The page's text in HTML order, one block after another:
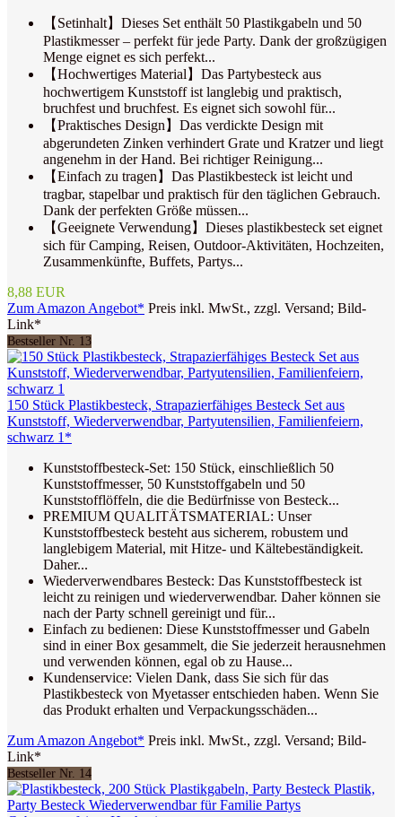
【Setinhalt】Dieses Set enthält 50 Plastikgabeln und 50
Plastikmesser – perfekt für jede Party. Dank der großzügigen
Menge eignet es sich perfekt...
【Hochwertiges Material】Das Partybesteck aus
hochwertigem Kunststoff ist langlebig und praktisch,
bruchfest und bruchfest. Es eignet sich sowohl für...
【Praktisches Design】Das verdickte Design mit
abgerundeten Zinken verhindert Grate und Kratzer und liegt
angenehm in der Hand. Bei richtiger Reinigung...
【Einfach zu tragen】Das Plastikbesteck ist leicht und
tragbar, stapelbar und praktisch für den täglichen Gebrauch.
Dank der perfekten Größe müssen...
【Geeignete Verwendung】Dieses plastikbesteck set eignet
sich für Camping, Reisen, Outdoor-Aktivitäten, Hochzeiten,
Zusammenkünfte, Buffets, Partys...
8,88 EUR
Zum Amazon Angebot* Preis inkl. MwSt., zzgl. Versand; Bild-
Link*
Bestseller Nr. 13
150 Stück Plastikbesteck, Strapazierfähiges Besteck Set aus
Kunststoff, Wiederverwendbar, Partyutensilien, Familienfeiern,
schwarz 1*
Kunststoffbesteck-Set: 150 Stück, einschließlich 50
Kunststoffmesser, 50 Kunststoffgabeln und 50
Kunststofflöffeln, die die Bedürfnisse von Besteck...
PREMIUM QUALITÄTSMATERIAL: Unser
Kunststoffbesteck besteht aus sicherem, robustem und
langlebigem Material, mit Hitze- und Kältebeständigkeit.
Daher...
Wiederverwendbares Besteck: Das Kunststoffbesteck ist
leicht zu reinigen und wiederverwendbar. Daher können sie
nach der Party schnell gereinigt und für...
Einfach zu bedienen: Diese Kunststoffmesser und Gabeln
sind in einer Box gesammelt, die Sie jederzeit herausnehmen
und verwenden können, egal ob zu Hause...
Kundenservice: Vielen Dank, dass Sie sich für das
Plastikbesteck von Myetasser entschieden haben. Wenn Sie
das Produkt erhalten und Verpackungsschäden...
Zum Amazon Angebot* Preis inkl. MwSt., zzgl. Versand; Bild-
Link*
Bestseller Nr. 14